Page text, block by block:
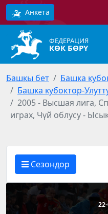
Анкета
ФЕДЕРАЦИЯ
КӨК БӨРҮ
Башкы бет
Башка
Башка кубоктор-
2005 - Высшая лига,
играх, Чүй облусу -
Сезондор